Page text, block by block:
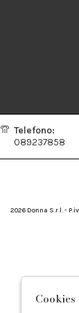
Telefono:
089237858
2026 Donna S.r.l. -